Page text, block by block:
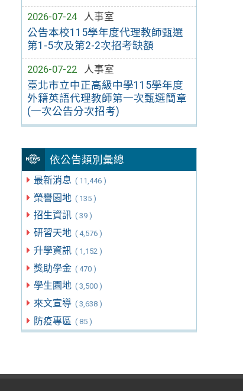
2026-07-24
人事室
公告本校115學年度代理教師甄選
第1-5次及第2-2次招考缺額
2026-07-22
人事室
臺北市立中正高級中學115學年度
外籍英語代理教師第一次甄選簡章
(一次公告分次招考)
依公告類別彙總
最新消息 ( 11,446 )
榮譽園地 ( 135 )
招生資訊 ( 39 )
研習天地 ( 4,576 )
升學資訊 ( 1,152 )
獎助學金 ( 470 )
學生園地 ( 3,500 )
來文宣導 ( 3,638 )
防疫專區 ( 85 )